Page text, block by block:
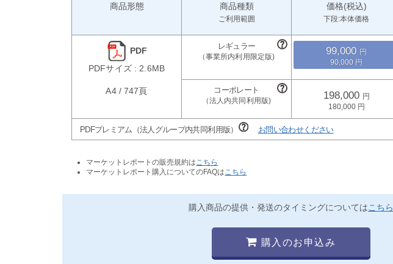
商品形態 商品種類
ご利用範囲
価格(税込)
下段:本体価格
PDF
PDFサイズ : 2.6MB
99,000
90,000
A4 / 747頁 198,000
180,000
PDFプレミアム（法人グループ内共同利用版） お問い合わせください
マーケットレポートの販売規約は こちら
マーケットレポート購入についてのFAQは こちら
購入商品の提供・発送のタイミングについてはこちら
購入のお申込み